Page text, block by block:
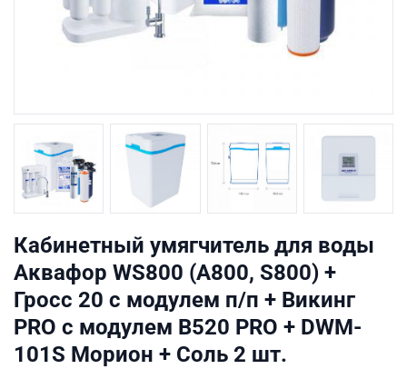
Кабинетный умягчитель для воды
Аквафор WS800 (А800, S800) +
Гросс 20 с модулем п/п + Викинг
PRO с модулем В520 PRO + DWM-
101S Морион + Соль 2 шт.